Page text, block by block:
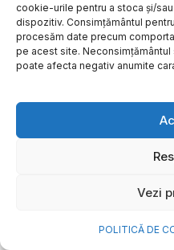
cookie-urile pentru a stoca și/
dispozitiv. Consimțământul
procesăm date precum
pe acest site.
poate afecta negativ anumite
Vezi
POLITICĂ DE
Vara este, pentru mulți
se întâmplă cele mai
vacanțe pe care le